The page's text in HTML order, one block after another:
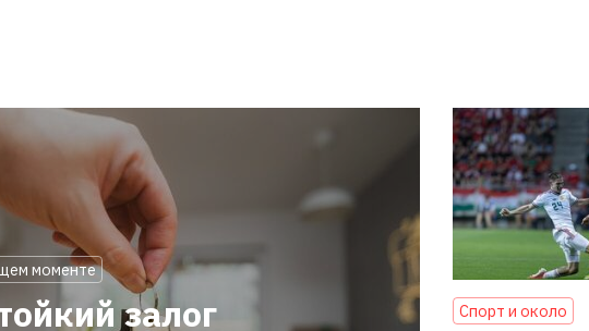
моменте
залог
Спорт и около